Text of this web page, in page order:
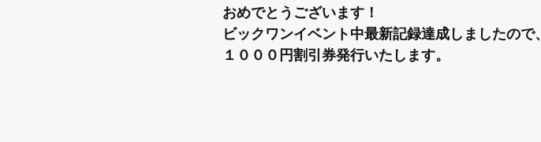
おめでとうございます！
ビックワンイベント中最新記録達成しましたので、
１０００円割引券発行いたします。